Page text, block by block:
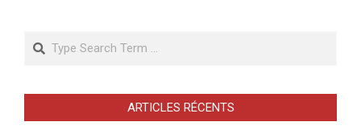
Search
ARTICLES RÉCENTS